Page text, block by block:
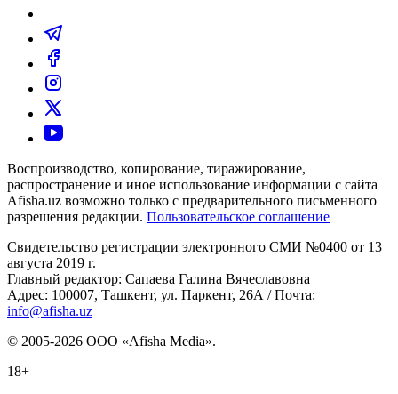
Воспроизводство, копирование, тиражирование,
распространение и иное использование информации с сайта
Afisha.uz возможно только с предварительного письменного
разрешения редакции. Пользовательское соглашение
Свидетельство регистрации электронного СМИ №0400 от 13
августа 2019 г.
Главный редактор: Сапаева Галина Вячеславовна
Адрес: 100007, Ташкент, ул. Паркент, 26А / Почта:
info@afisha.uz
© 2005-2026 ООО «Afisha Media».
18+